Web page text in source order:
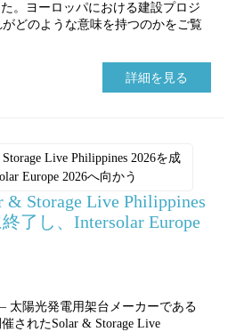
。ヨーロッパにおける建設プロジ
どのような意味を持つのかをご覧
詳細を見る
& Storage Live Philippines
了し、Intersolar Europe
太陽光発電用架台メーカーである
されたSolar & Storage Live